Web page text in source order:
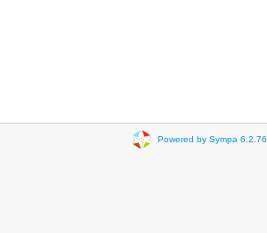
Powered by Sympa 6.2.76